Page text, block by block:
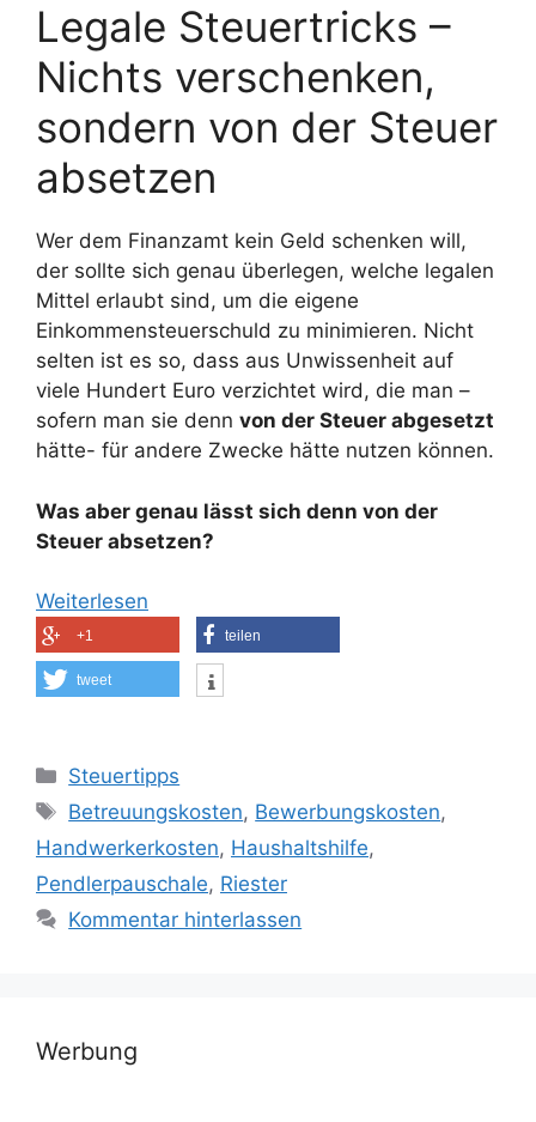
Legale Steuertricks –
Nichts verschenken,
sondern von der Steuer
absetzen
Wer dem Finanzamt kein Geld schenken will,
der sollte sich genau überlegen, welche legalen
Mittel erlaubt sind, um die eigene
Einkommensteuerschuld zu minimieren. Nicht
selten ist es so, dass aus Unwissenheit auf
viele Hundert Euro verzichtet wird, die man –
sofern man sie denn von der Steuer abgesetzt
hätte- für andere Zwecke hätte nutzen können.
Was aber genau lässt sich denn von der
Steuer absetzen?
Weiterlesen
+1 teilen
tweet
Kategorien
Steuertipps
Schlagwörter
Betreuungskosten, Bewerbungskosten,
Handwerkerkosten, Haushaltshilfe,
Pendlerpauschale, Riester
Kommentar hinterlassen
Werbung